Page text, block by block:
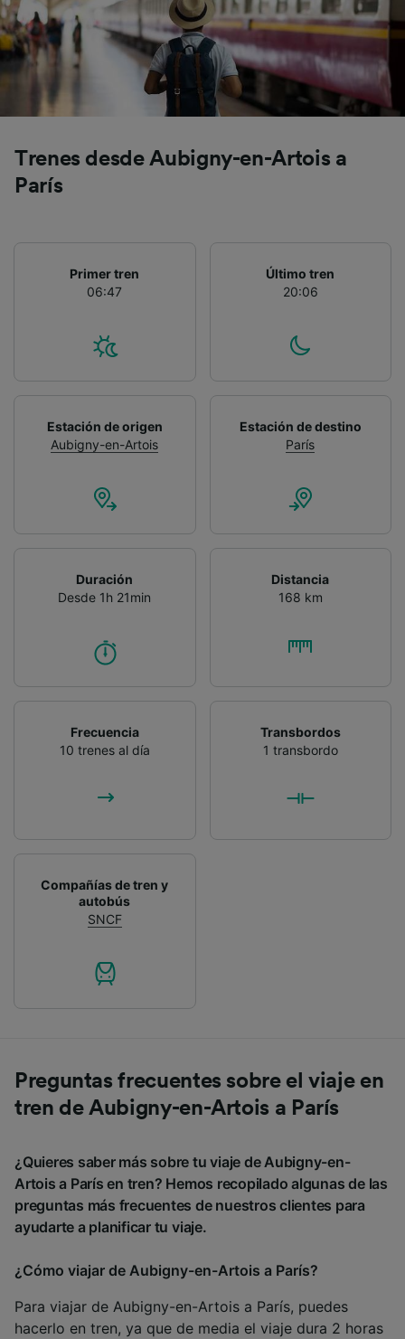
Trenes desde Aubigny-en-Artois a
París
Primer tren
06:47
Último tren
20:06
Estación de origen
Aubigny-en-Artois
Estación de destino
París
Duración
Desde 1h 21min
Distancia
168 km
Frecuencia
10 trenes al día
Transbordos
1 transbordo
Compañías de tren y
autobús
SNCF
Preguntas frecuentes sobre el viaje en
tren de Aubigny-en-Artois a París
¿Quieres saber más sobre tu viaje de Aubigny-en-
Artois a París en tren? Hemos recopilado algunas de las
preguntas más frecuentes de nuestros clientes para
ayudarte a planificar tu viaje.
¿Cómo viajar de Aubigny-en-Artois a París?
Para viajar de Aubigny-en-Artois a París, puedes
hacerlo en tren, ya que de media el viaje dura 2 horas
precisa. Analizar activamente las
características del dispositivo para su
identificación. Almacenar la información en un
dispositivo y/o acceder a ella. Publicidad y
contenido personalizados, medición de
publicidad y contenido, investigación de
audiencia y desarrollo de servicios.
Lista de asociados (proveedores)